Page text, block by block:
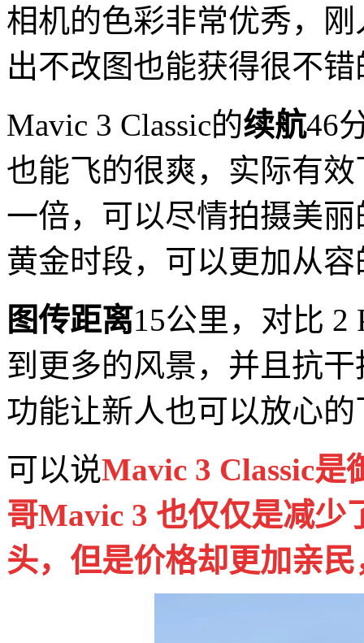
相机的色彩非常优秀，
出不改图也能获得很不
Mavic 3 Classic的续航46
也能飞的很爽，实际有
一倍，可以尽情拍摄美
黄金时段，可以更加从
图传距离15公里，对比 2
到更多的风景，并且抗
功能让新人也可以放心
可以说Mavic 3 Classic是
哥Mavic 3 也仅仅是减少
头，但是价格却更加亲